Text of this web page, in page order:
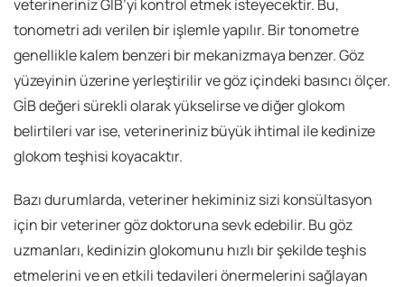
veterineriniz GİB’yi kontrol etmek isteyecektir. Bu,
tonometri adı verilen bir işlemle yapılır. Bir tonometre
genellikle kalem benzeri bir mekanizmaya benzer. Göz
yüzeyinin üzerine yerleştirilir ve göz içindeki basıncı ölçer.
GİB değeri sürekli olarak yükselirse ve diğer glokom
belirtileri var ise, veterineriniz büyük ihtimal ile kedinize
glokom teşhisi koyacaktır.
Bazı durumlarda, veteriner hekiminiz sizi konsültasyon
için bir veteriner göz doktoruna sevk edebilir. Bu göz
uzmanları, kedinizin glokomunu hızlı bir şekilde teşhis
etmelerini ve en etkili tedavileri önermelerini sağlayan